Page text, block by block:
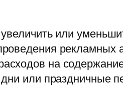
или
рекламных
на
дни или праздничные